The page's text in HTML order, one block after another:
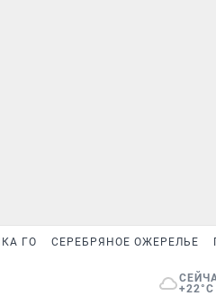
ГО СЕРЕБРЯНОЕ ОЖЕРЕЛЬЕ
+22°C